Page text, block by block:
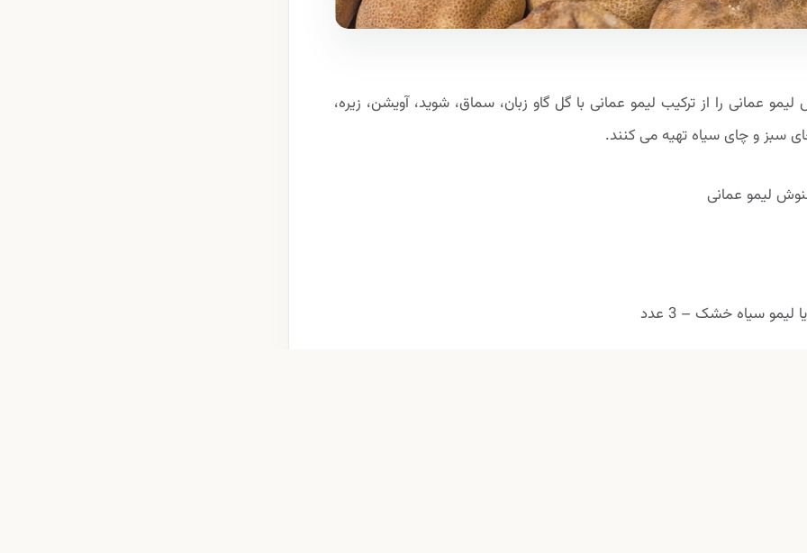
لیمو عمانی را از ترکیب لیمو عمانی با گل گاو زبان، سماق، شوید، آویشن، زیره،
سبز و چای سیاه تهیه می کنند.
لیمو عمانی
لیمو سیاه خشک – 3 عدد